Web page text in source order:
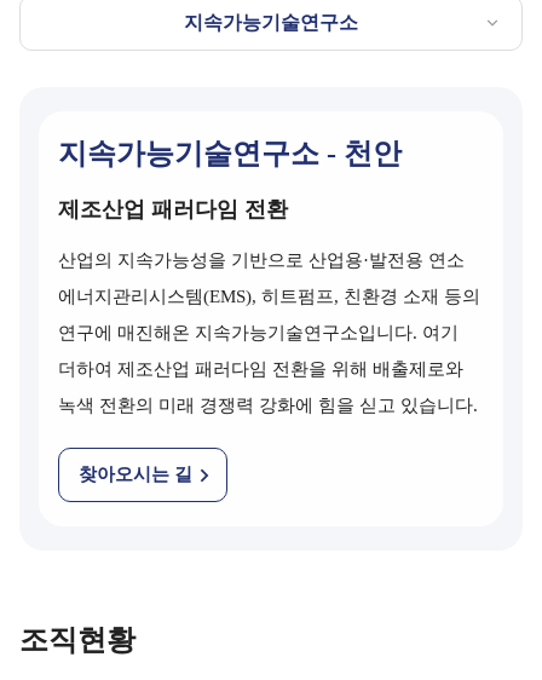
지속가능기술연구소
지속가능기술연구소 - 천안
제조산업 패러다임 전환
산업의 지속가능성을 기반으로 산업용·발전용 연소
에너지관리시스템(EMS), 히트펌프, 친환경 소재 등의
연구에 매진해온 지속가능기술연구소입니다. 여기
더하여 제조산업 패러다임 전환을 위해 배출제로와
녹색 전환의 미래 경쟁력 강화에 힘을 싣고 있습니다.
찾아오시는 길
조직현황